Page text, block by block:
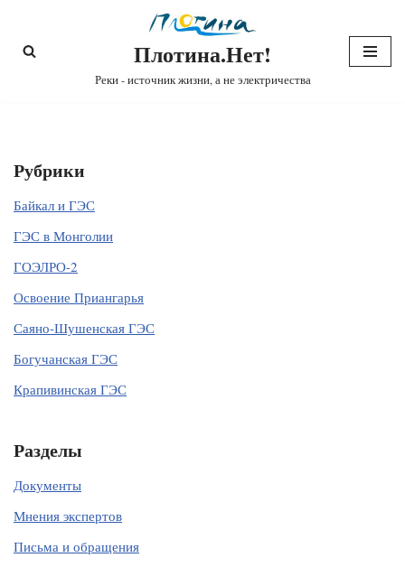
Перейти
Плотина.Нет!
Реки - источник жизни, а не электричества
Рубрики
Байкал и ГЭС
ГЭС в Монголии
ГОЭЛРО-2
Освоение Приангарья
Саяно-Шушенская ГЭС
Богучанская ГЭС
Крапивинская ГЭС
Разделы
Документы
Мнения экспертов
Письма и обращения